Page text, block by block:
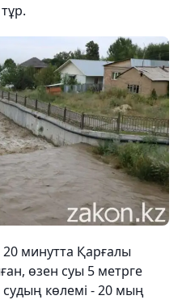
минутта Қарғалы
өзен суы 5 метрге
көлемі - 20 мың